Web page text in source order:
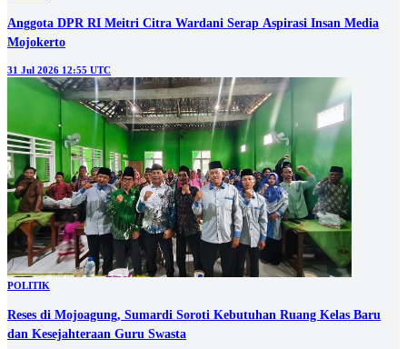
Anggota DPR RI Meitri Citra Wardani Serap Aspirasi Insan Media
Mojokerto
31 Jul 2026 12:55 UTC
POLITIK
Reses di Mojoagung, Sumardi Soroti Kebutuhan Ruang Kelas Baru
dan Kesejahteraan Guru Swasta